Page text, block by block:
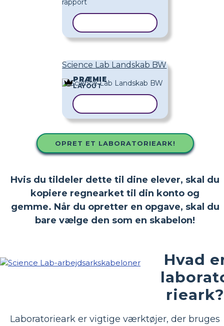
Science Lab Landskab BW
PRÆMIE
LAYOUT
OPRET ET LABORATORIEARK!
Hvis du tildeler dette til dine elever, skal du
kopiere regnearket til din konto og
gemme. Når du opretter en opgave, skal du
bare vælge den som en skabelon!
Hvad
rieark?
Laboratorieark er vigtige værktøjer, der bruges